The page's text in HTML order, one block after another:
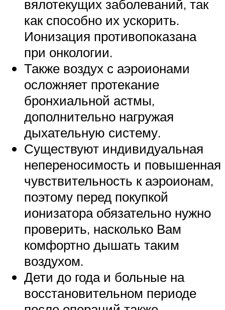
вялотекущих заболеваний, так
как способно их ускорить.
Ионизация противопоказана
при онкологии.
Также воздух с аэроионами
осложняет протекание
бронхиальной астмы,
дополнительно нагружая
дыхательную систему.
Существуют индивидуальная
непереносимость и повышенная
чувствительность к аэроионам,
поэтому перед покупкой
ионизатора обязательно нужно
проверить, насколько Вам
комфортно дышать таким
воздухом.
Дети до года и больные на
восстановительном периоде